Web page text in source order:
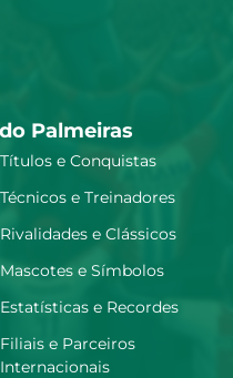
6.85
Silva Oliveira
6.79
Palmeiras
Títulos e Conquistas
Técnicos e Treinadores
Rivalidades e Clássicos
Mascotes e Símbolos
Estatísticas e Recordes
Filiais e Parceiros
Internacionais